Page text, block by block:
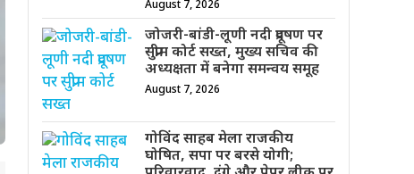
August 7, 2026
जोजरी-बांडी-लूणी नदी प्रदूषण पर
सुप्रीम कोर्ट सख्त, मुख्य सचिव की
अध्यक्षता में बनेगा समन्वय समूह
August 7, 2026
गोविंद साहब मेला राजकीय
घोषित, सपा पर बरसे योगी;